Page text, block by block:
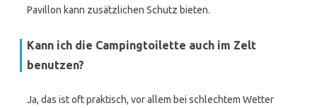
Pavillon kann zusätzlichen Schutz bieten.
Kann ich die Campingtoilette auch im Zelt
benutzen?
Ja, das ist oft praktisch, vor allem bei schlechtem Wetter